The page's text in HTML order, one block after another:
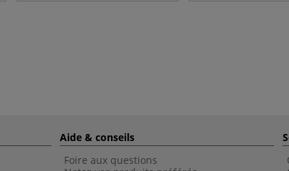
Aide & conseils
Foire aux questions